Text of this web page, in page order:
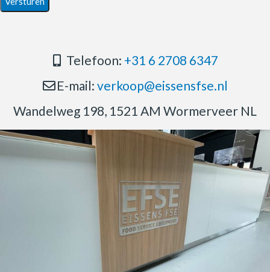
Telefoon: +31 6 2708 6347
E-mail: verkoop@eissensfse.nl
Wandelweg 198, 1521 AM Wormerveer NL